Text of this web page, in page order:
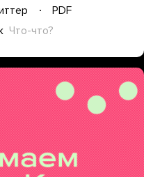
PDF
Что-что?